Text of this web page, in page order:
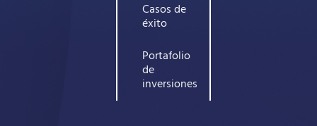
Casos de
éxito
Portafolio
de
inversiones